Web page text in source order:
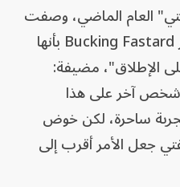
العام الماضي، وصفت
كيت مارا تجربتها في تصوير Bucking Fastard بأنها
الإطلاق"، مضيفة:
شخص آخر على هذا
ساحرة، لكن خوض
جعل الأمر أقرب إلى